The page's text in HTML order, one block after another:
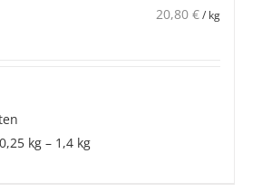
20,80 €/ kg
kg – 1,4 kg